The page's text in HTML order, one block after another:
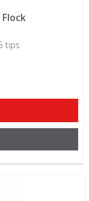
tips